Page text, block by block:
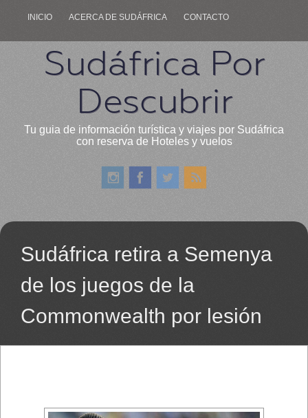
INICIO ACERCA DE SUDÁFRICA CONTACTO
Sudáfrica Por
Descubrir
Tu guia de información turística y viajes por Sudáfrica
con reserva de Hoteles y vuelos
Sudáfrica retira a Semenya
de los juegos de la
Commonwealth por lesión